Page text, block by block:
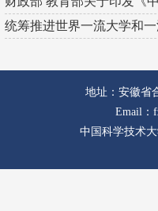
统筹推进世界一流大学和
地址：安徽省
Email：
中国科学技术